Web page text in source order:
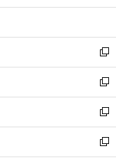
開
ウ
開
く
ン
ウ
で
開
く
ウ
ン
ド
ウ
で
開
く
し
ウ
ィ
ン
ド
ウ
で
開
く
新
し
い
ウ
ィ
ン
ド
ウ
新
し
い
ウ
ィ
新
し
い
新